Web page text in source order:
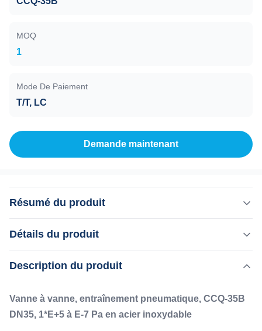
MOQ
1
Mode De Paiement
T/T, LC
Demande maintenant
Résumé du produit
DN35, 1*E+5 à E-7 Pa en acier inoxydable Les nouvelles
des vannes à vanne de type ultra-mince développées sur
sont applicables pour le ...
Détails du produit
Mettre en évidence: Valve à vide à bonne étanchéité
Leak Rate:
Description du produit
Vanne à vanne, entraînement pneumatique, CCQ-35B
DN35, 1*E+5 à E-7 Pa en acier inoxydable